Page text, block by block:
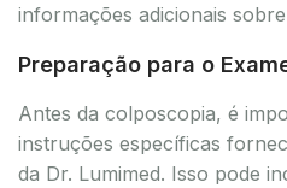
informações adicionais
Preparação para o
Antes da colposcopia, é
instruções específicas
da Dr. Lumimed. Isso pode